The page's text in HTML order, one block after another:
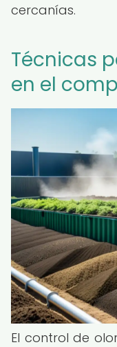
cercanías.
Técnicas
en el
El control de